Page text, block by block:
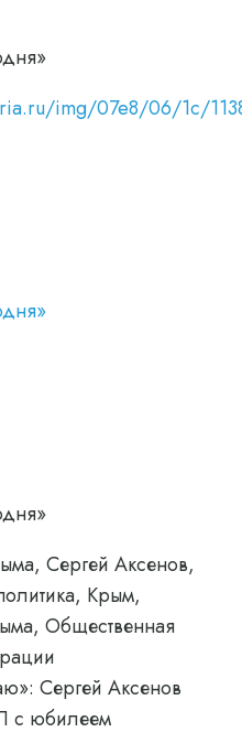
img/07e8/06/1c/
Сергей Аксенов,
Крым,
Общественная
Сергей Аксенов
с юбилеем